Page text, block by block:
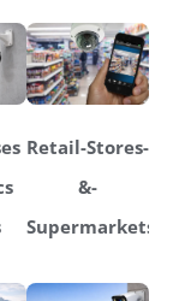
Retail-Stores-
&-
Supermarkets